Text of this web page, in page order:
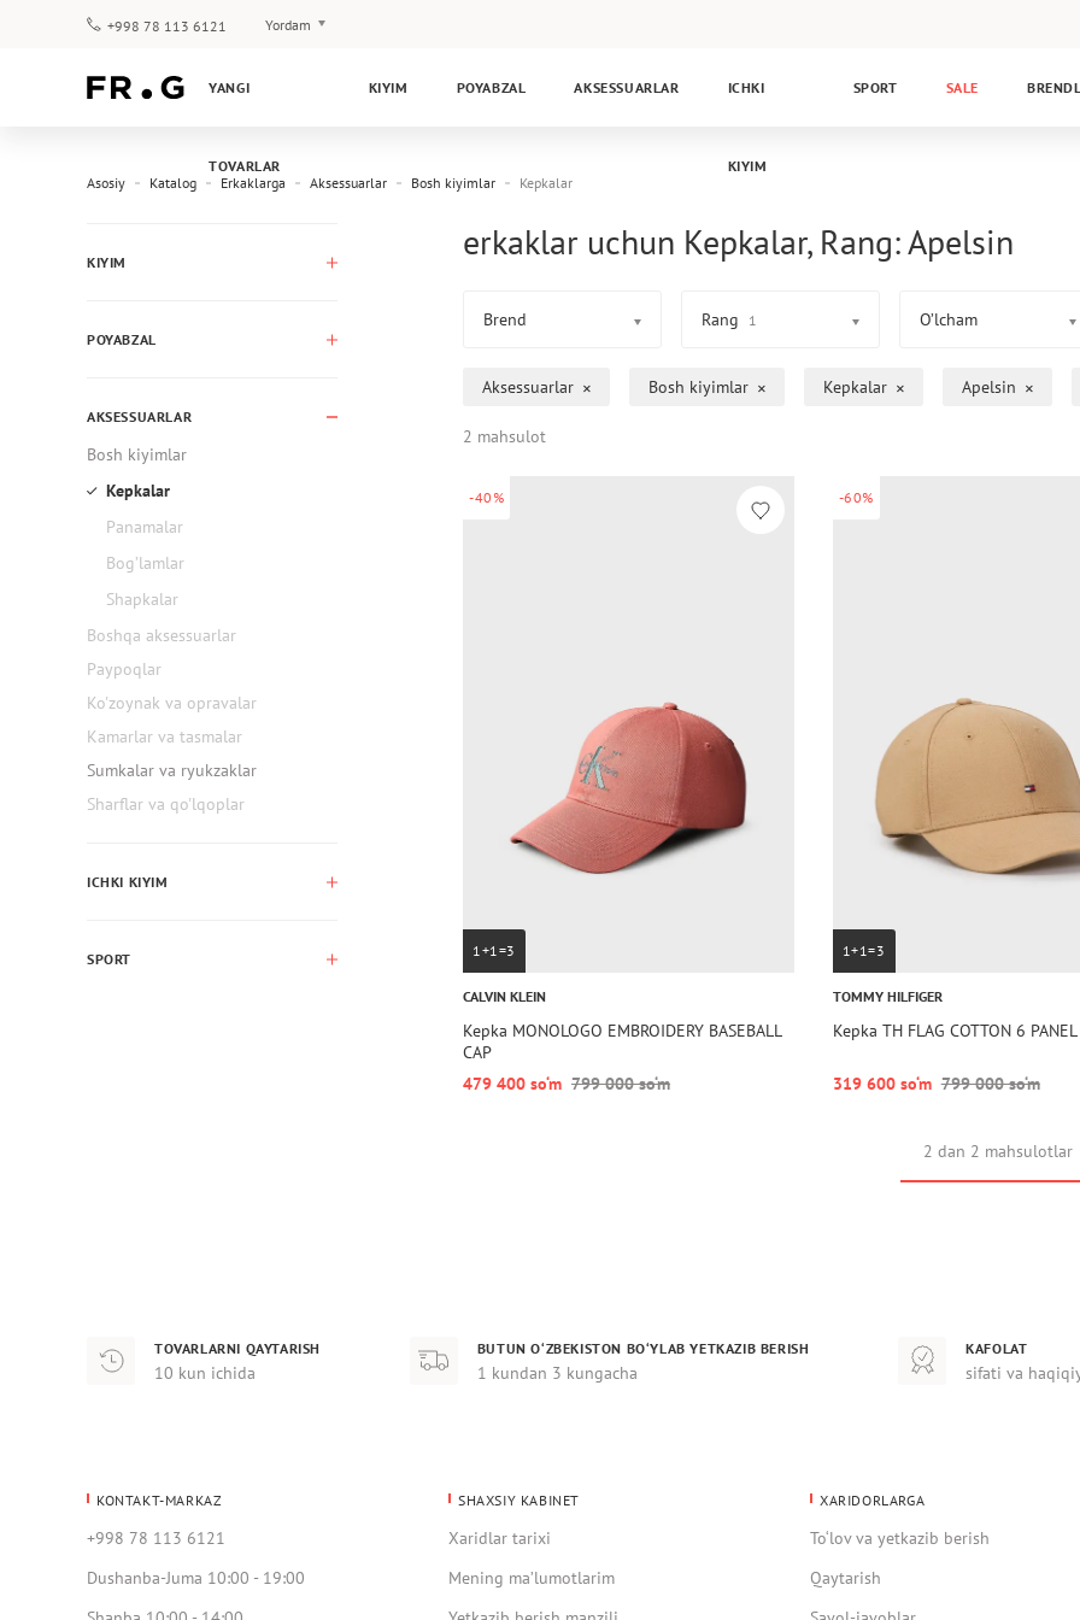
+998 78 113 6121 Yordam
Kafolat
YANGI
TOVARLAR
KIYIM POYABZAL AKSESSUARLAR ICHKI
KIYIM
SPORT SALE
Asosiy Katalog Erkaklarga Aksessuarlar Bosh kiyimlar Kepkalar
KIYIM
POYABZAL
AKSESSUARLAR
Bosh kiyimlar
Kepkalar
Panamalar
Bog’lamlar
Shapkalar
Boshqa aksessuarlar
Paypoqlar
Ko'zoynak va opravalar
Kamarlar va tasmalar
Sumkalar va ryukzaklar
Sharflar va qo'lqoplar
ICHKI KIYIM
SPORT
erkaklar uchun Kepkalar, Rang: Apelsin
Brend Rang 1 O’lcham
Aksessuarlar Bosh kiyimlar Kepkalar Apelsin
2 mahsulot
-40%
1+1=3
CALVIN KLEIN
Kepka MONOLOGO EMBROIDERY BASEBALL
CAP
479 400 so‘m 799 000 so‘m
-60%
1+1=3
TOMMY HILFIGER
Kepka TH FLAG COTTON 6 PANEL
319 600 so‘m 799 000 so‘m
2 dan 2 mahsulotlar
TOVARLARNI QAYTARISH
10 kun ichida
BUTUN O‘ZBEKISTON BO‘YLAB YETKAZIB BERISH
1 kundan 3 kungacha
KAFOLAT
sifati va
KONTAKT-MARKAZ
+998 78 113 6121
Dushanba-Juma 10:00 - 19:00
SHAXSIY KABINET
Xaridlar tarixi
Mening ma’lumotlarim
XARIDORLARGA
To‘lov va yetkazib berish
Qaytarish